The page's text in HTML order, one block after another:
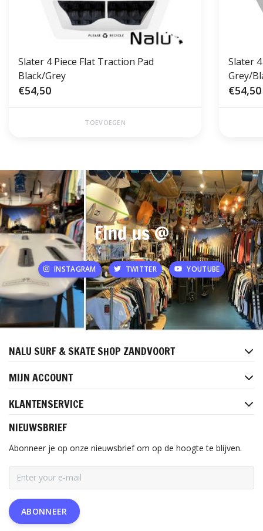
Slater 4 Piece Flat Traction Pad
Black/Grey
€54,50
TOEVOEGEN
Slater
Grey/
€54,50
Find us @
INSTAGRAM TWITTER YOUTUBE
NALU SURF & SKATE SHOP ZANDVOORT
MIJN ACCOUNT
KLANTENSERVICE
NIEUWSBRIEF
Abonneer je op onze nieuwsbrief om op de hoogte te blijven.
ABONNEER